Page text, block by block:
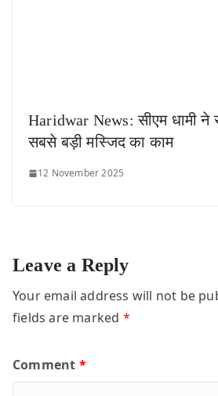
Haridwar News: सीएम धामी ने
सबसे बड़ी मस्जिद का काम
12 November 2025
Leave a Reply
Your email address will not be
fields are marked *
Comment *